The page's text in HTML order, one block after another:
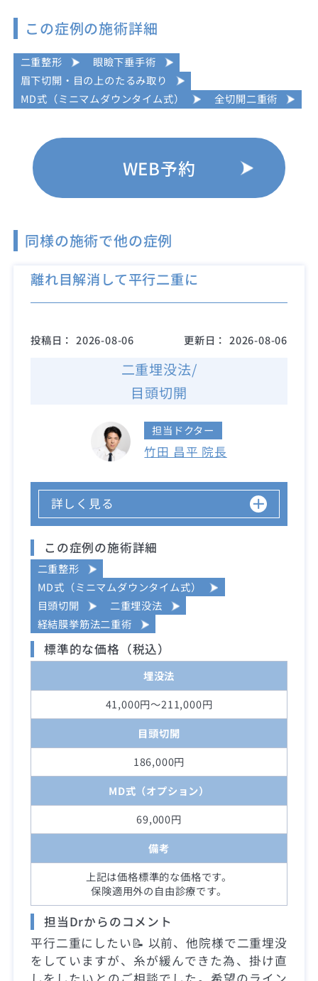
この症例の施術詳細
二重整形
眼瞼下垂手術
眉下切開・目の上のたるみ取り
MD式（ミニマムダウンタイム式）
全切開二重術
WEB予約
同様の施術で他の症例
離れ目解消して平行二重に
投稿日： 2026-08-06 更新日： 2026-08-06
二重埋没法/
目頭切開
担当ドクター
竹田 昌平 院長
詳しく見る
この症例の施術詳細
二重整形
MD式（ミニマムダウンタイム式）
目頭切開
二重埋没法
経結膜挙筋法二重術
標準的な価格（税込）
埋没法
41,000円～211,000円
目頭切開
186,000円
MD式（オプション）
69,000円
備考
上記は価格標準的な価格です。
保険適用外の自由診療です。
担当Drからのコメント
平行二重にしたい📝 以前、他院様で二重埋没
をしていますが、糸が緩んできた為、掛け直